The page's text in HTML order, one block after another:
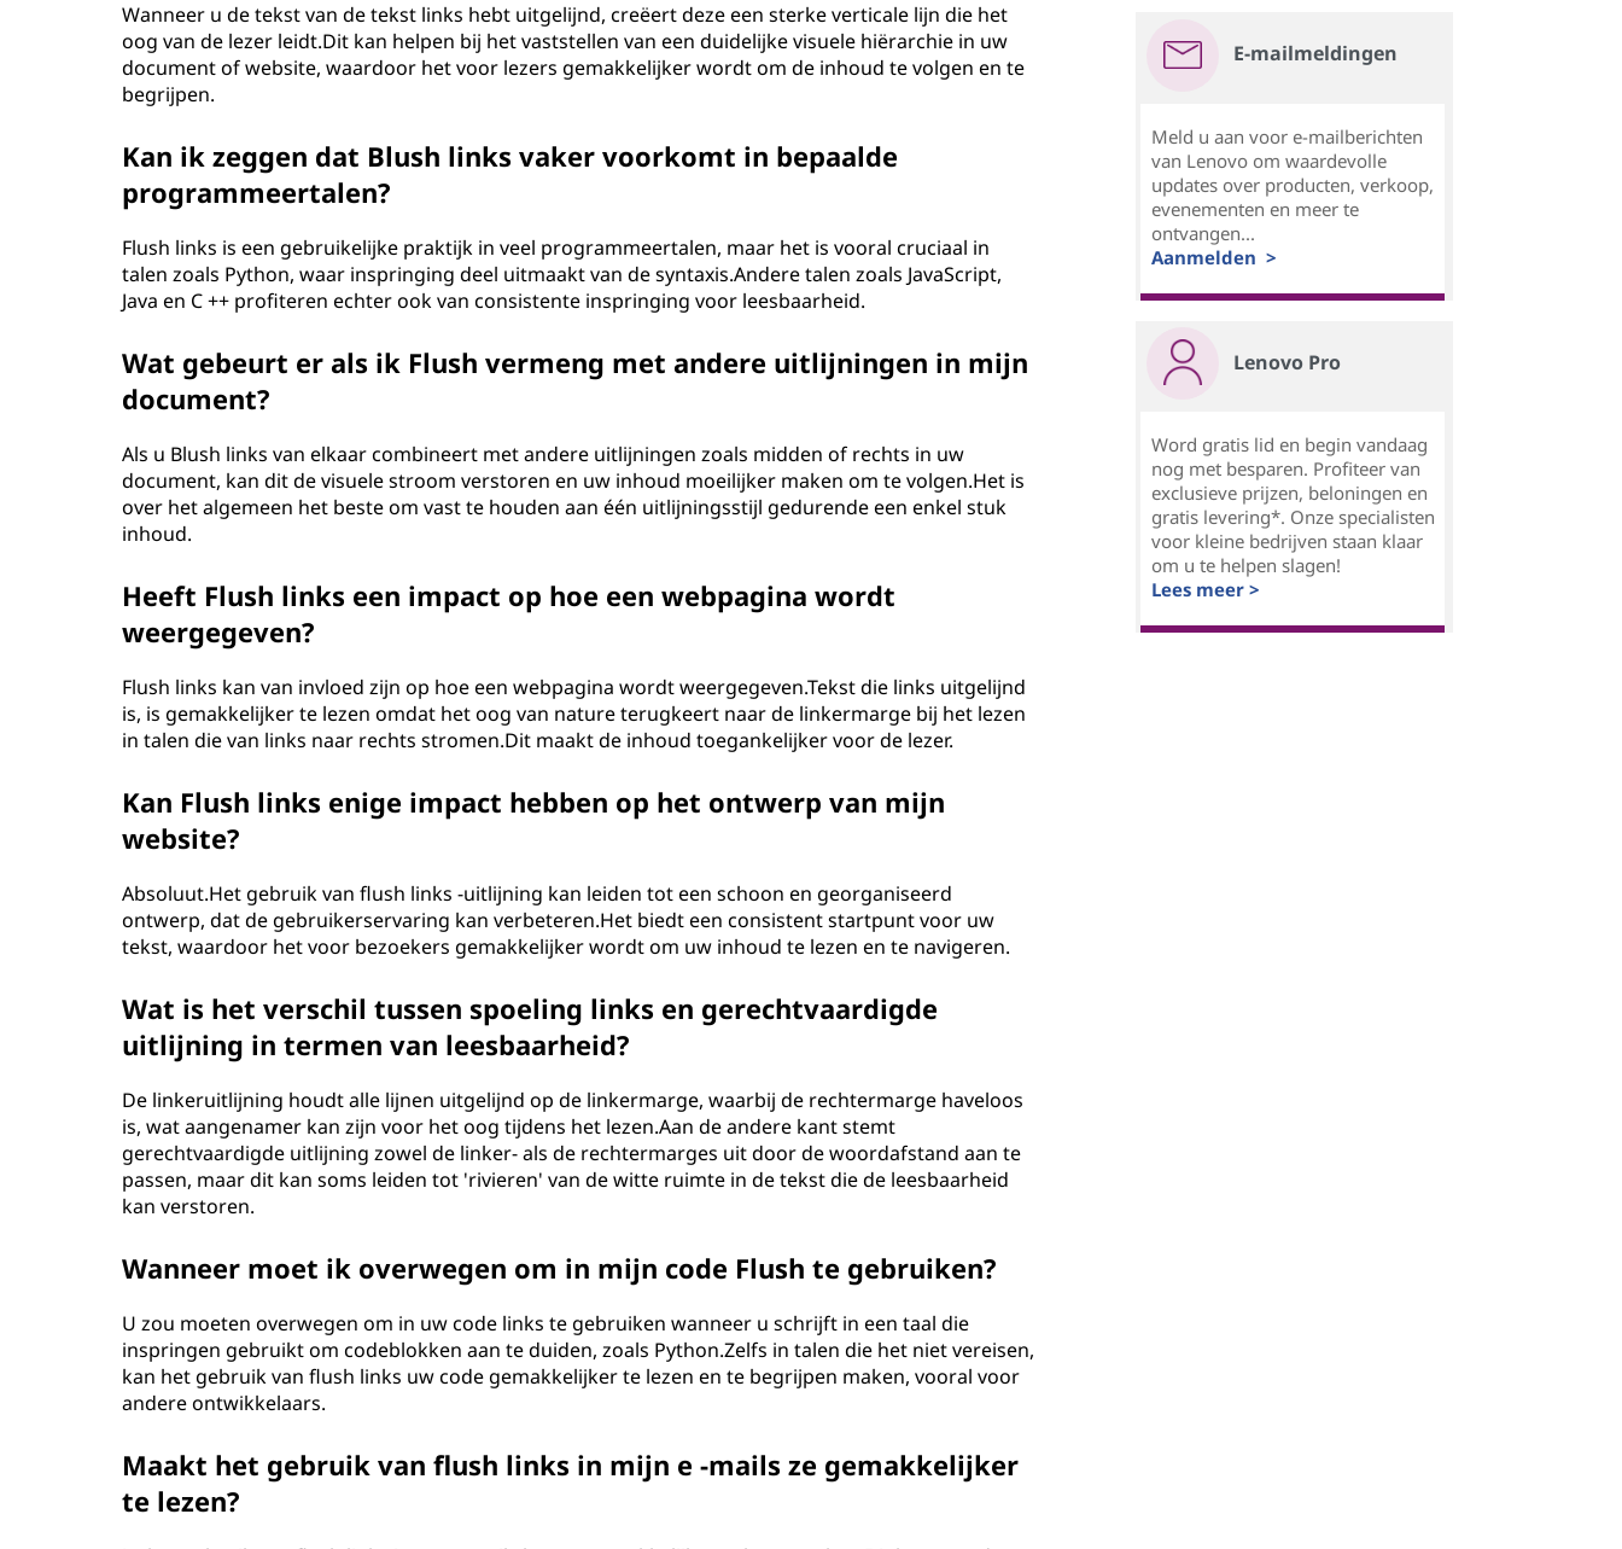
Wanneer u de tekst van de tekst links hebt uitgelijnd, creëert deze een sterke verticale lijn die het
oog van de lezer leidt.Dit kan helpen bij het vaststellen van een duidelijke visuele hiërarchie in uw
document of website, waardoor het voor lezers gemakkelijker wordt om de inhoud te volgen en te
begrijpen.
Kan ik zeggen dat Blush links vaker voorkomt in bepaalde
programmeertalen?
Flush links is een gebruikelijke praktijk in veel programmeertalen, maar het is vooral cruciaal in
talen zoals Python, waar inspringing deel uitmaakt van de syntaxis.Andere talen zoals JavaScript,
Java en C ++ profiteren echter ook van consistente inspringing voor leesbaarheid.
Wat gebeurt er als ik Flush vermeng met andere uitlijningen in mijn
document?
Als u Blush links van elkaar combineert met andere uitlijningen zoals midden of rechts in uw
document, kan dit de visuele stroom verstoren en uw inhoud moeilijker maken om te volgen.Het is
over het algemeen het beste om vast te houden aan één uitlijningsstijl gedurende een enkel stuk
inhoud.
Heeft Flush links een impact op hoe een webpagina wordt
weergegeven?
Flush links kan van invloed zijn op hoe een webpagina wordt weergegeven.Tekst die links uitgelijnd
is, is gemakkelijker te lezen omdat het oog van nature terugkeert naar de linkermarge bij het lezen
in talen die van links naar rechts stromen.Dit maakt de inhoud toegankelijker voor de lezer.
Kan Flush links enige impact hebben op het ontwerp van mijn
website?
Absoluut.Het gebruik van flush links -uitlijning kan leiden tot een schoon en georganiseerd
ontwerp, dat de gebruikerservaring kan verbeteren.Het biedt een consistent startpunt voor uw
tekst, waardoor het voor bezoekers gemakkelijker wordt om uw inhoud te lezen en te navigeren.
Wat is het verschil tussen spoeling links en gerechtvaardigde
uitlijning in termen van leesbaarheid?
De linkeruitlijning houdt alle lijnen uitgelijnd op de linkermarge, waarbij de rechtermarge haveloos
is, wat aangenamer kan zijn voor het oog tijdens het lezen.Aan de andere kant stemt
gerechtvaardigde uitlijning zowel de linker- als de rechtermarges uit door de woordafstand aan te
passen, maar dit kan soms leiden tot 'rivieren' van de witte ruimte in de tekst die de leesbaarheid
kan verstoren.
Wanneer moet ik overwegen om in mijn code Flush te gebruiken?
U zou moeten overwegen om in uw code links te gebruiken wanneer u schrijft in een taal die
inspringen gebruikt om codeblokken aan te duiden, zoals Python.Zelfs in talen die het niet vereisen,
kan het gebruik van flush links uw code gemakkelijker te lezen en te begrijpen maken, vooral voor
andere ontwikkelaars.
Maakt het gebruik van flush links in mijn e -mails ze gemakkelijker
te lezen?
E-mailmeldingen
Meld u aan voor e-mailberichten
van Lenovo om waardevolle
updates over producten, verkoop,
evenementen en meer te
ontvangen...
Aanmelden >
Lenovo Pro
Word gratis lid en begin vandaag
nog met besparen. Profiteer van
exclusieve prijzen, beloningen en
gratis levering*. Onze specialisten
voor kleine bedrijven staan klaar
om u te helpen slagen!
Lees meer >